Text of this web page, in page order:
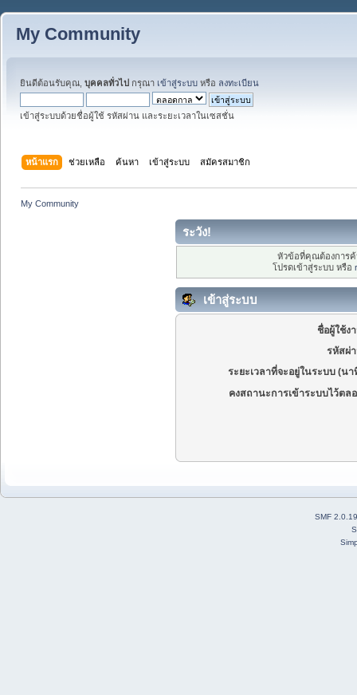
My Community
ยินดีต้อนรับคุณ, บุคคลทั่วไป กรุณา เข้าสู่ระบบ หรือ ลงทะเบียน
เข้าสู่ระบบด้วยชื่อผู้ใช้ รหัสผ่าน และระยะเวลาในเซสชั่น
หน้าแรก ช่วยเหลือ ค้นหา เข้าสู่ระบบ สมัครสมาชิก
My Community
ระวัง!
หัวข้อที่คุณต้องการ
โปรดเข้าสู่ระบบ หรือ
เข้าสู่ระบบ
ชื่อผู้ใช้ง
รหัสผ่
ระยะเวลาที่จะอยู่ในระบบ (นา
คงสถานะการเข้าระบบไว้ตล
SMF 2.0.19